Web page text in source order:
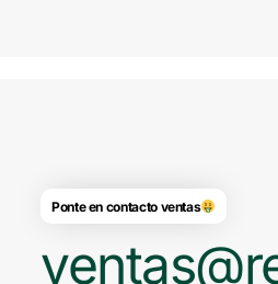
Ponte en contacto ventas